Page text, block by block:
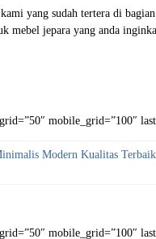
yang sudah tertera di
mebel jepara yang anda
mobile_grid=”100″
mobile_grid=”100″